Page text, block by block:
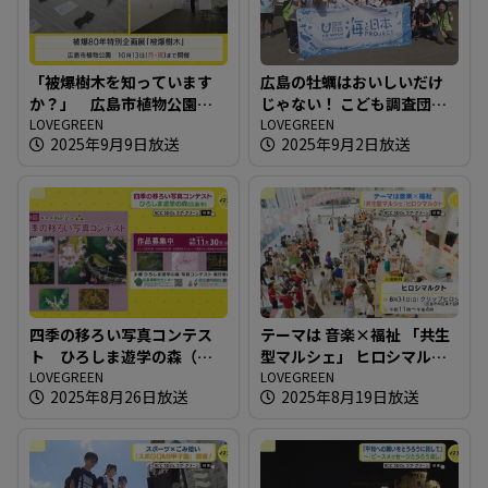
「被爆樹木を知っています
か？」 広島市植物公園の
被爆80年特別企画展
LOVEGREEN
2025年9月9日放送
広島の牡蠣はおいしいだけ
じゃない！ こども調査団が
江田島へ！
LOVEGREEN
2025年9月2日放送
四季の移ろい写真コンテス
ト ひろしま遊学の森（広
島市）
LOVEGREEN
2025年8月26日放送
テーマは 音楽×福祉 「共生
型マルシェ」 ヒロシマルク
ト
LOVEGREEN
2025年8月19日放送